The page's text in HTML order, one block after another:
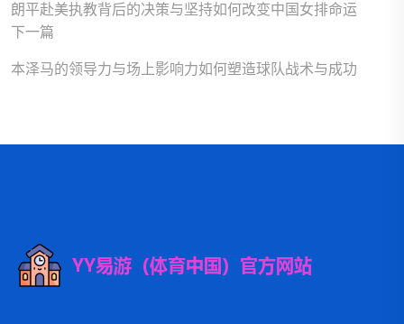
朗平赴美执教背后的决策与坚持如何改变中国女排命运
下一篇
本泽马的领导力与场上影响力如何塑造球队战术与成功